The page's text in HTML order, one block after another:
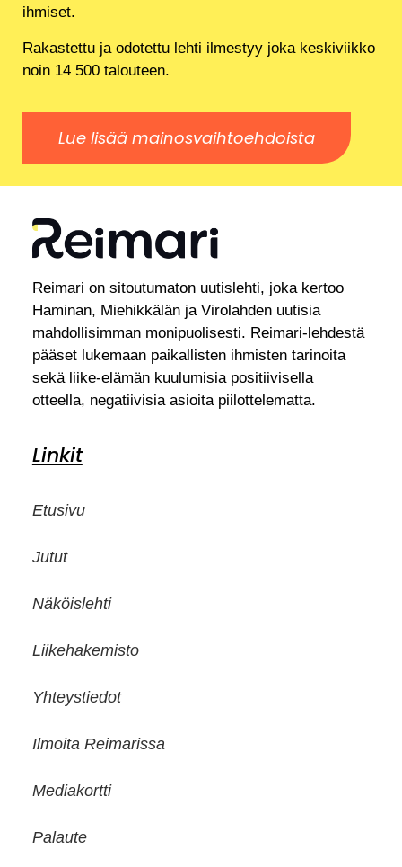
ihmiset.
Rakastettu ja odotettu lehti ilmestyy joka keskiviikko
noin 14 500 talouteen.
Lue lisää mainosvaihtoehdoista
Reimari on sitoutumaton uutislehti, joka kertoo
Haminan, Miehikkälän ja Virolahden uutisia
mahdollisimman monipuolisesti. Reimari-lehdestä
pääset lukemaan paikallisten ihmisten tarinoita
sekä liike-elämän kuulumisia positiivisella
otteella, negatiivisia asioita piilottelematta.
Linkit
Etusivu
Jutut
Näköislehti
Liikehakemisto
Yhteystiedot
Ilmoita Reimarissa
Mediakortti
Palaute